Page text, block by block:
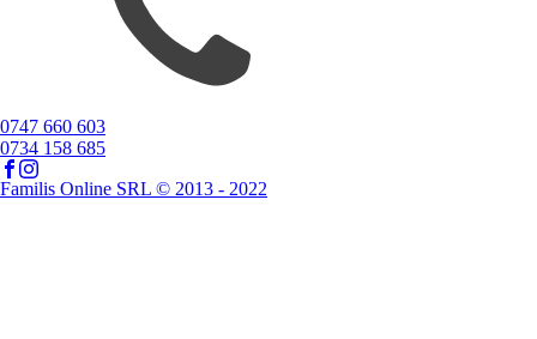
0747 660 603
0734 158 685
Familis Online SRL © 2013 - 2022